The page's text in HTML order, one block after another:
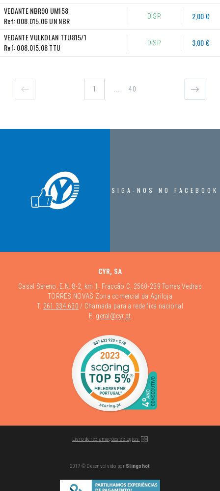
VEDANTE NBR90 UM158
Ref:008.015.06 UN NBR DISP. 2,00 €
VEDANTE VULKOLAN TTU815/1
Ref:008.015.08 TTU DISP. 3,00 €
... 40
SIGA-NOS NO FACEBOOK
CYR, SA
Casal Sereno, E.N. 8-2, km 1, Fracção C, 2560-239 Torres Vedras
TORRES NOVAS Zona comercial da Agriloja
T. 261 334 630 / Chamada para a rede fixa nacional
E. geral@cyr.pt
Livro de reclamações e elogios
2017 © Desenvolvido por Slingshot